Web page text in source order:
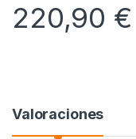
220,90 €
Valoraciones